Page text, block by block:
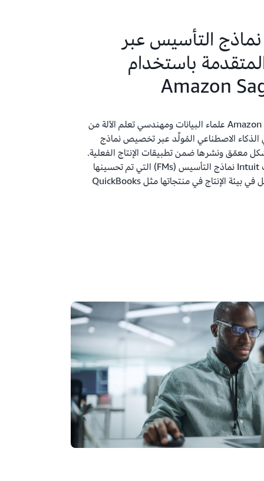
التأسيس عبر
باستخدام
Amazon
تُمكِّن Amazon SageMaker علماء البيانات ومهندسي تعلم الآلة من
الاصطناعي المُولِّد عبر تخصيص نماذج
معمّق ونشرها ضمن تطبيقات الإنتاج الفعلية.
اكتشف كيف توظّف Intuit نماذج التأسيس (FMs) التي تم تحسينها
وضبطها بدقة لتعمل في بيئة الإنتاج في منتجاتها مثل QuickBooks